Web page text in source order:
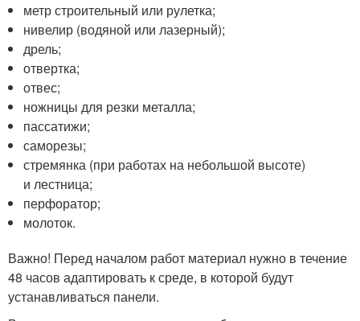
метр строительный или рулетка;
нивелир (водяной или лазерный);
дрель;
отвертка;
отвес;
ножницы для резки металла;
пассатижи;
саморезы;
стремянка (при работах на небольшой высоте)
и лестница;
перфоратор;
молоток.
Важно! Перед началом работ материал нужно в течение
48 часов адаптировать к среде, в которой будут
устанавливаться панели.